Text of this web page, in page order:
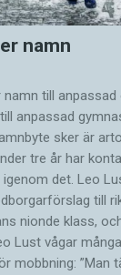
namn
till
anpassad
sker är
tre år har
det. Leo
till
nionde klass,
Lust vågar
mobbning: ”Man